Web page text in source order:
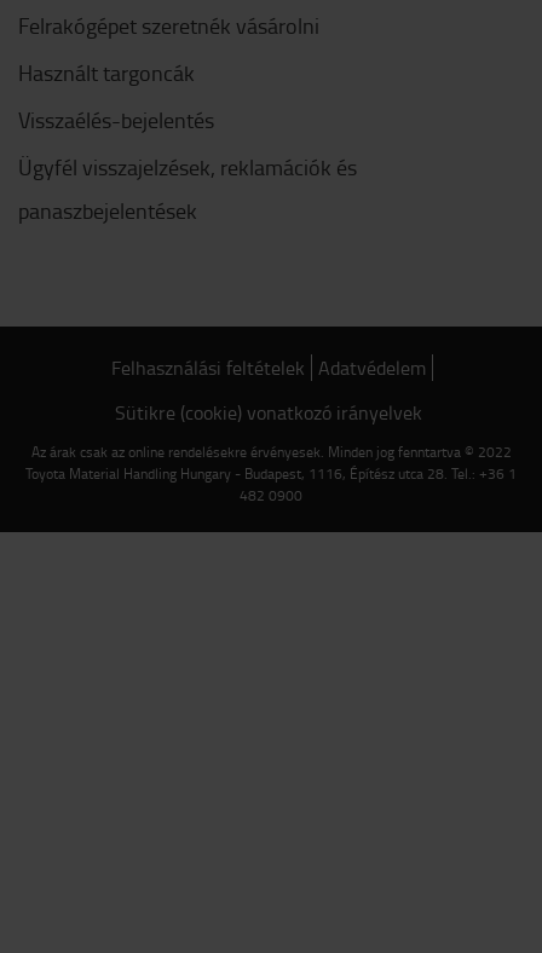
Felrakógépet szeretnék vásárolni
Használt targoncák
Visszaélés-bejelentés
Ügyfél visszajelzések, reklamációk és
panaszbejelentések
Felhasználási feltételek Adatvédelem
Sütikre (cookie) vonatkozó irányelvek
Az árak csak az online rendelésekre érvényesek. Minden jog fenntartva © 2022
Toyota Material Handling Hungary - Budapest, 1116, Építész utca 28. Tel.: +36 1
482 0900